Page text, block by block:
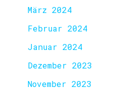
März 2024
Februar 2024
Januar 2024
Dezember 2023
November 2023